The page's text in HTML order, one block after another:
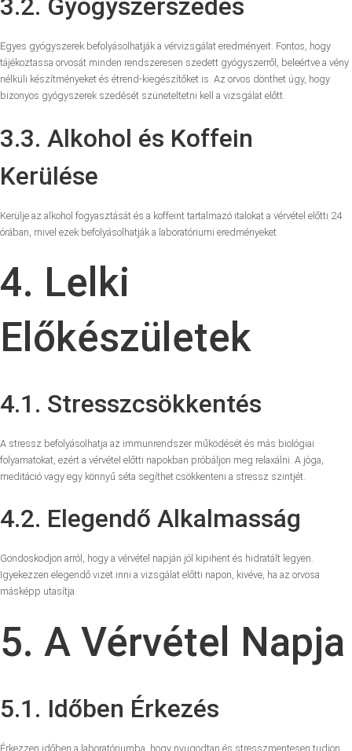
3.2. Gyógyszerszedés
Egyes gyógyszerek befolyásolhatják a vérvizsgálat eredményeit. Fontos, hogy
tájékoztassa orvosát minden rendszeresen szedett gyógyszerről, beleértve a vény
nélküli készítményeket és étrend-kiegészítőket is. Az orvos dönthet úgy, hogy
bizonyos gyógyszerek szedését szüneteltetni kell a vizsgálat előtt.
3.3. Alkohol és Koffein
Kerülése
Kerülje az alkohol fogyasztását és a koffeint tartalmazó italokat a vérvétel előtti 24
órában, mivel ezek befolyásolhatják a laboratóriumi eredményeket.
4. Lelki
Előkészületek
4.1. Stresszcsökkentés
A stressz befolyásolhatja az immunrendszer működését és más biológiai
folyamatokat, ezért a vérvétel előtti napokban próbáljon meg relaxálni. A jóga,
meditáció vagy egy könnyű séta segíthet csökkenteni a stressz szintjét.
4.2. Elegendő Alkalmasság
Gondoskodjon arról, hogy a vérvétel napján jól kipihent és hidratált legyen.
Igyekezzen elegendő vizet inni a vizsgálat előtti napon, kivéve, ha az orvosa
másképp utasítja.
5. A Vérvétel Napja
5.1. Időben Érkezés
Érkezzen időben a laboratóriumba, hogy nyugodtan és stresszmentesen tudjon